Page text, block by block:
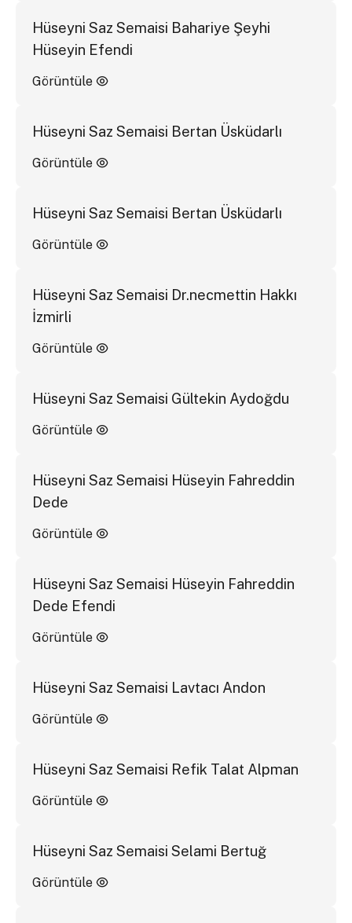
Hüseyni Saz Semaisi Bahariye Şeyhi
Hüseyin Efendi
Görüntüle
Hüseyni Saz Semaisi Bertan Üsküdarlı
Görüntüle
Hüseyni Saz Semaisi Bertan Üsküdarlı
Görüntüle
Hüseyni Saz Semaisi Dr.necmettin Hakkı
İzmirli
Görüntüle
Hüseyni Saz Semaisi Gültekin Aydoğdu
Görüntüle
Hüseyni Saz Semaisi Hüseyin Fahreddin
Dede
Görüntüle
Hüseyni Saz Semaisi Hüseyin Fahreddin
Dede Efendi
Görüntüle
Hüseyni Saz Semaisi Lavtacı Andon
Görüntüle
Hüseyni Saz Semaisi Refik Talat Alpman
Görüntüle
Hüseyni Saz Semaisi Selami Bertuğ
Görüntüle